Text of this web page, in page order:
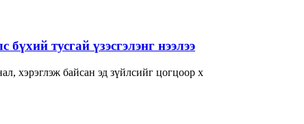
тусгай үзэсгэлэнг нээлээ
хэрэглэж байсан эд зүйлсийг цогцоор х